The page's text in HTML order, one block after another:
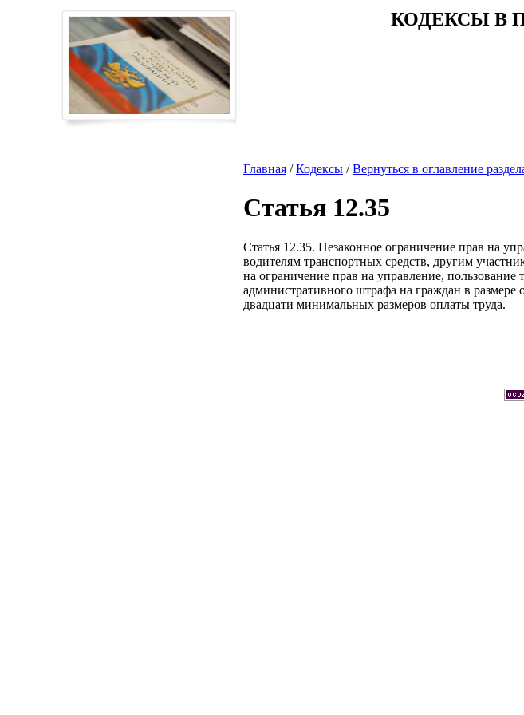
КОДЕКСЫ В
Главная /Кодексы /Вернуться в оглавление
Статья 12.35
Статья 12.35. Незаконное ограничение прав на
водителям транспортных средств, другим
на ограничение прав на управление,
административного штрафа на граждан в
двадцати минимальных размеров оплаты труда.